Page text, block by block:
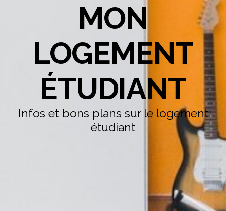
MON
LOGEMENT
ÉTUDIANT
Infos et bons plans sur le logement
étudiant